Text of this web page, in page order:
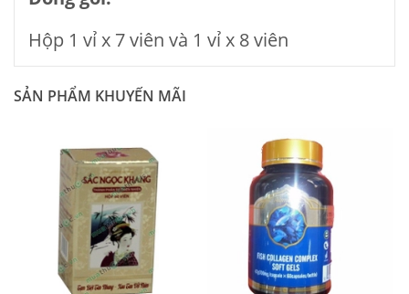
Hộp 1 vỉ x 7 viên và 1 vỉ x 8 viên
SẢN PHẨM KHUYẾN MÃI